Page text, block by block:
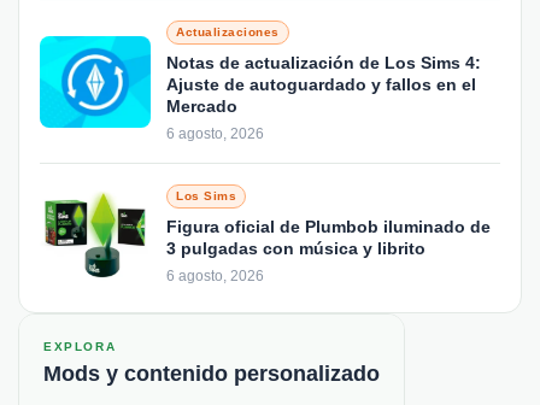
Actualizaciones
Notas de actualización de Los Sims 4:
Ajuste de autoguardado y fallos en el
Mercado
6 agosto, 2026
Los Sims
Figura oficial de Plumbob iluminado de
3 pulgadas con música y librito
6 agosto, 2026
EXPLORA
Mods y contenido personalizado